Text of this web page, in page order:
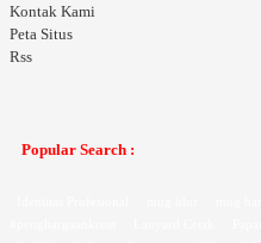
Kontak Kami
Peta Situs
Rss
Popular Search :